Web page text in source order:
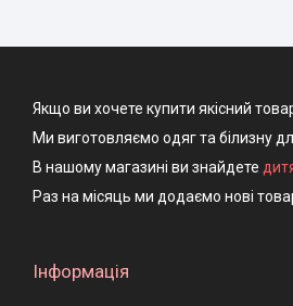
Якщо ви хочете купити якісний
Ми виготовляємо одяг та білизну
В нашому магазині ви знайдете
Раз на місяць ми додаємо нові
Інформація